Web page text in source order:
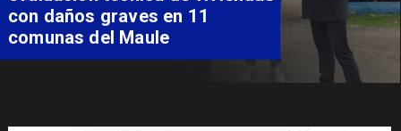
costear alimentación
especializada de niño con
Síndrome de Intestino Corto